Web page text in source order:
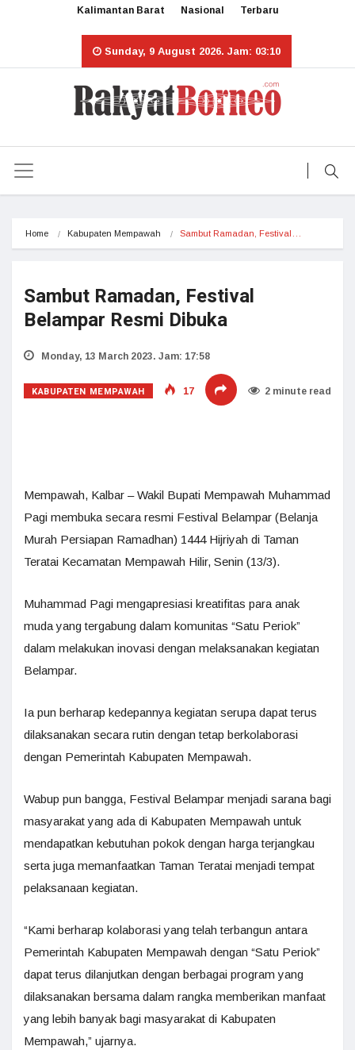
Kalimantan Barat Nasional Terbaru
Sunday, 9 August 2026. Jam: 03:10
Home Kabupaten Mempawah Sambut Ramadan, Festival…
Sambut Ramadan, Festival
Belampar Resmi Dibuka
Monday, 13 March 2023. Jam: 17:58
KABUPATEN MEMPAWAH 17 2 minute read
Mempawah, Kalbar – Wakil Bupati Mempawah Muhammad
Pagi membuka secara resmi Festival Belampar (Belanja
Murah Persiapan Ramadhan) 1444 Hijriyah di Taman
Teratai Kecamatan Mempawah Hilir, Senin (13/3).
Muhammad Pagi mengapresiasi kreatifitas para anak
muda yang tergabung dalam komunitas “Satu Periok”
dalam melakukan inovasi dengan melaksanakan kegiatan
Belampar.
Ia pun berharap kedepannya kegiatan serupa dapat terus
dilaksanakan secara rutin dengan tetap berkolaborasi
dengan Pemerintah Kabupaten Mempawah.
Wabup pun bangga, Festival Belampar menjadi sarana bagi
masyarakat yang ada di Kabupaten Mempawah untuk
mendapatkan kebutuhan pokok dengan harga terjangkau
serta juga memanfaatkan Taman Teratai menjadi tempat
pelaksanaan kegiatan.
“Kami berharap kolaborasi yang telah terbangun antara
Pemerintah Kabupaten Mempawah dengan “Satu Periok”
dapat terus dilanjutkan dengan berbagai program yang
dilaksanakan bersama dalam rangka memberikan manfaat
yang lebih banyak bagi masyarakat di Kabupaten
Mempawah,” ujarnya.